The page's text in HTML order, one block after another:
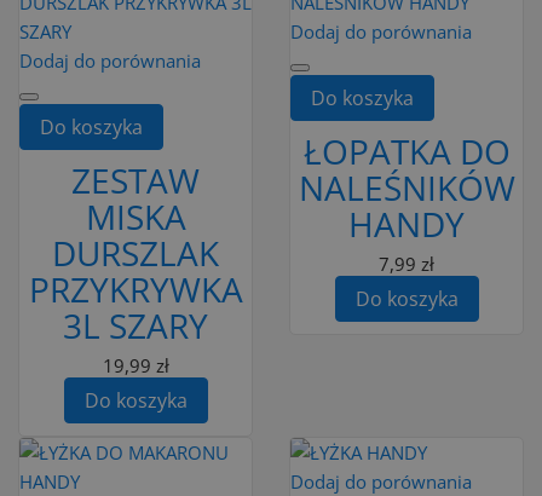
Dodaj do porównania
Do koszyka
ZESTAW
MISKA
DURSZLAK
PRZYKRYWKA
3L SZARY
19,99 zł
Do koszyka
Dodaj do porównania
Do koszyka
ŁOPATKA DO
NALEŚNIKÓW
HANDY
7,99 zł
Do koszyka
Dodaj do porównania